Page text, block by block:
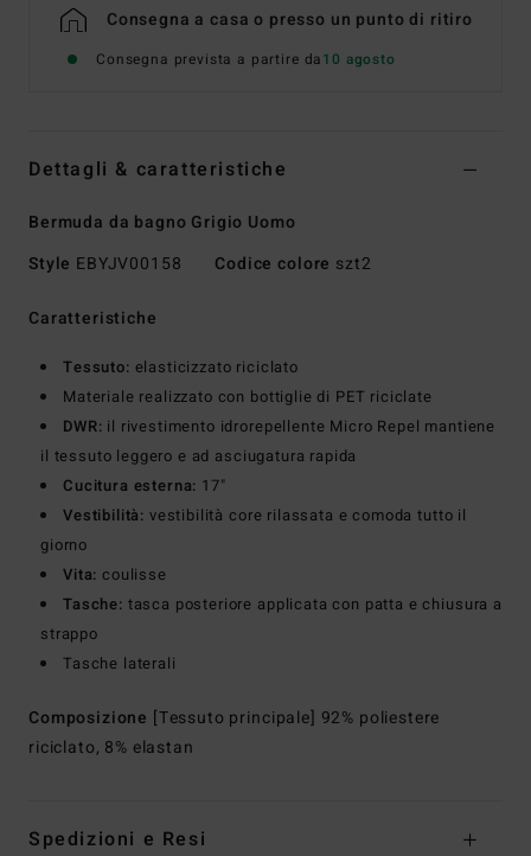
Consegna a casa o presso un punto di ritiro
Consegna prevista a partire da10 agosto
Dettagli & caratteristiche
Bermuda da bagno Grigio Uomo
Style EBYJV00158 Codice colore szt2
Caratteristiche
Tessuto: elasticizzato riciclato
Materiale realizzato con bottiglie di PET riciclate
DWR: il rivestimento idrorepellente Micro Repel mantiene
il tessuto leggero e ad asciugatura rapida
Cucitura esterna: 17"
Vestibilità: vestibilità core rilassata e comoda tutto il
giorno
Vita:coulisse
Tasche: tasca posteriore applicata con patta e chiusura a
strappo
Tasche laterali
Composizione [Tessuto principale] 92% poliestere
riciclato, 8% elastan
Spedizioni e Resi